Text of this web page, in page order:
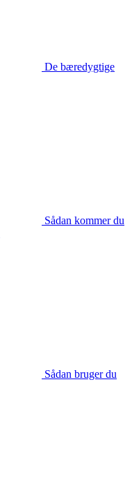
De bæredygtige
Sådan kommer du
Sådan bruger du